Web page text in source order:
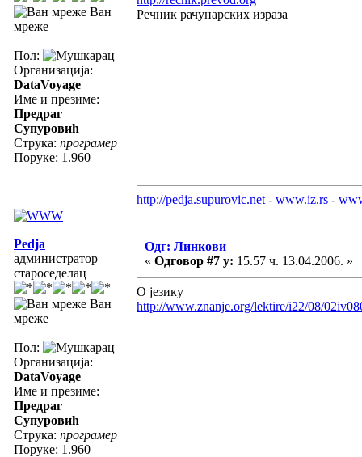
Ван
мреже
Пол:
Организација:
DataVoyage
Име и презиме:
Предраг
Супуровић
Струка: програмер
Поруке: 1.960
Речник рачунарских израза
http://pedja.supurovic.net - www.iz.rs -
Pedja
администратор
староседелац
Ван
мреже
Пол:
Организација:
DataVoyage
Име и презиме:
Предраг
Супуровић
Струка: програмер
Поруке: 1.960
Одг: Линкови
« Одговор #7 у: 15.57 ч. 13.04.2006. »
О језику
http://www.znanje.org/lektire/i22/08/